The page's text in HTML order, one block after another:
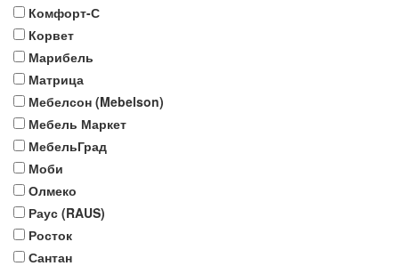
Комфорт-С
Корвет
Марибель
Матрица
Мебелсон (Mebelson)
Мебель Маркет
МебельГрад
Моби
Олмеко
Раус (RAUS)
Росток
Сантан